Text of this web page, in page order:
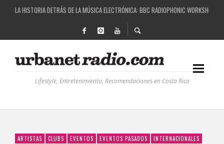
LA HISTORIA DETRÁS DE LA MÚSICA ELECTRÓNICA: BBC RADIOPHONIC WORKSHOP
RECORDANDO LA EXPERIENCIA BPM: UN REVIEW DE LA PRIMERA EDICIÓN QUE
COSTA RICA Y EL BPM FESTIVAL: UNA COMBINACIÓN EXITOSA
Lifestyle, Entretenimiento, Recomendaciones en Costa Rica
ARTISTAS CLUBS EVENTOS EVENTOS PASADOS INTERNACIONALES